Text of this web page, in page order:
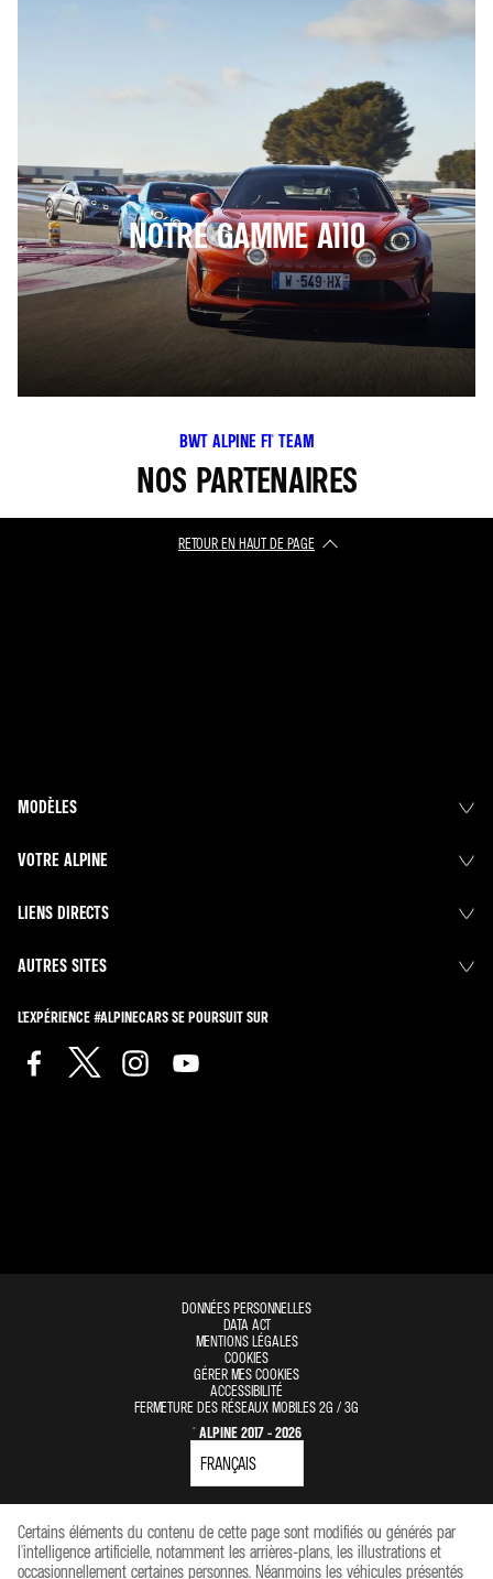
NOTRE GAMME A110
BWT ALPINE F1® TEAM
NOS PARTENAIRES
RETOUR EN HAUT DE PAGE​
MODÈLES
VOTRE ALPINE
LIENS DIRECTS
AUTRES SITES
L'EXPÉRIENCE #ALPINECARS SE POURSUIT SUR
DONNÉES PERSONNELLES
DATA ACT
MENTIONS LÉGALES
COOKIES
GÉRER MES COOKIES
ACCESSIBILITÉ
FERMETURE DES RÉSEAUX MOBILES 2G / 3G
© ALPINE 2017 - 2026
Certains éléments du contenu de cette page sont modifiés ou générés par
l'intelligence artificielle, notamment les arrières-plans, les illustrations et
occasionnellement certaines personnes. Néanmoins les véhicules présentés